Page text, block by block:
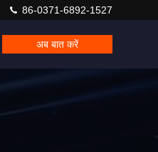
86-0371-6892-1527
अब बात करें